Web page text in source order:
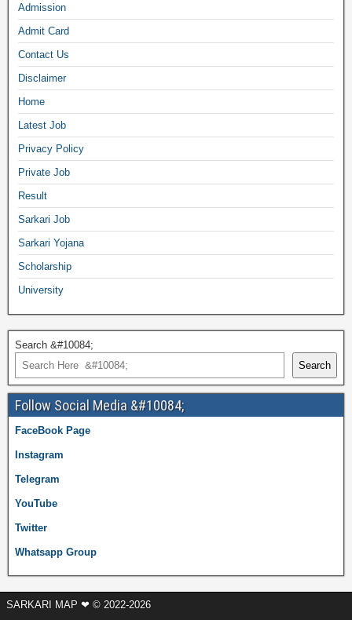
Admission
Admit Card
Contact Us
Disclaimer
Home
Latest Job
Privacy Policy
Private Job
Result
Sarkari Job
Sarkari Yojana
Scholarship
University
Search &#10084;
Search
Follow Social Media &#10084;
FaceBook Page
Instagram
Telegram
YouTube
Twitter
Whatsapp Group
SARKARI MAP ❤ © 2022-2026